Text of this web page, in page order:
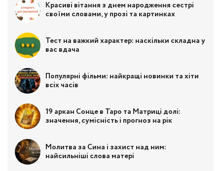
Красиві вітання з днем народження сестрі
своїми словами, у прозі та картинках
Тест на важкий характер: наскільки складна у
вас вдача
Популярні фільми: найкращі новинки та хіти
всіх часів
19 аркан Сонце в Таро та Матриці долі:
значення, сумісність і прогноз на рік
Молитва за Сина і захист над ним:
найсильніші слова матері